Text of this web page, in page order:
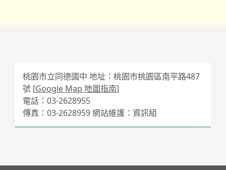
桃園市立同德國中 地址：桃園市桃園區南平路487
號 [Google Map 地圖指南]
電話：03-2628955
傳真：03-2628959 網站維護：資訊組